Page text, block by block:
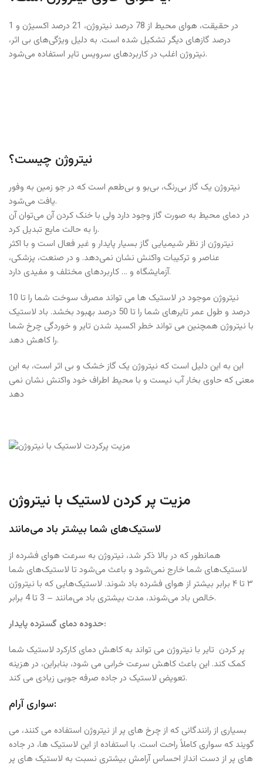
در حقیقت، هوای محیط از 78 درصد نیتروژن، 21 درصد اکسیژن و 1
درصد گازهای دیگر تشکیل شده است. به دلیل ویژگی‌های بی اثر،
نیتروژن اغلب در کاربردهای سرویس تایر استفاده می‌شود.
نیتروژن چیست؟
نیتروژن یک گاز بی‌رنگ، بی‌بو و بی‌طعم است که در جو زمین به وفور
یافت می‌شود.
در دمای محیط به صورت گاز وجود دارد ولی با خنک کردن آن می‌توان آن
را به حالت مایع تبدیل کرد.
نیتروژن از نظر شیمیایی گاز بسیار پایدار و غیر فعال است و با اکثر
عناصر و ترکیبات واکنش نشان نمی‌دهد. و در صنعت، پزشکی،
آزمایشگاه و … کاربردهای مختلف و مفیدی دارد.
نیتروژن موجود در لاستیک ها می تواند مصرف سوخت شما را تا 10
درصد و طول عمر تایرهای شما را تا 50 درصد بهبود بخشد. باد لاستیک
با نیتروژن همچنین می تواند خطر اکسید شدن تایر و خوردگی چرخ شما
را کاهش دهد.
این به این دلیل است که نیتروژن یک گاز خشک و بی اثر است، به این
معنی که حاوی بخار آب نیست و با محیط اطراف خود واکنش نشان نمی
دهد
مزیت پر کردن لاستیک با نیتروژن
لاستیک‌های شما بیشتر باد می‌مانند
همانطور که در بالا ذکر شد، نیتروژن به سرعت هوای فشرده از
لاستیک‌های شما خارج نمی‌شود و باعث می‌شود تا لاستیک‌های شما
۳ تا ۴ برابر بیشتر از هوای فشرده باد شوند. لاستیک‌هایی که با نیتروژن
خالص باد می‌شوند، مدت بیشتری باد می‌مانند – 3 تا 4 برابر.
حدوده دمای گسترده پایدار:
پر کردن تایر با نیتروژن می تواند به کاهش دمای کارکرد لاستیک شما
کمک کند. این باعث کاهش سرعت خرابی می شود، بنابراین، در هزینه
تعویض لاستیک در جاده صرفه جویی زیادی می کند.
سواری آرام:
بسیاری از رانندگانی که از چرخ های پر از نیتروژن استفاده می کنند، می
گویند که سواری کاملاً راحت است. با استفاده از این لاستیک ها، در جاده
های پر از دست انداز احساس آرامش بیشتری نسبت به لاستیک های پر